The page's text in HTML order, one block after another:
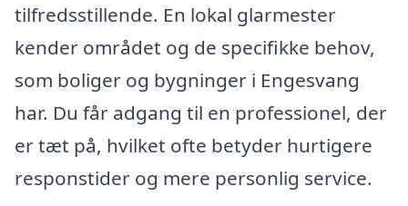
tilfredsstillende. En lokal glarmester
kender området og de specifikke behov,
som boliger og bygninger i Engesvang
har. Du får adgang til en professionel, der
er tæt på, hvilket ofte betyder hurtigere
responstider og mere personlig service.